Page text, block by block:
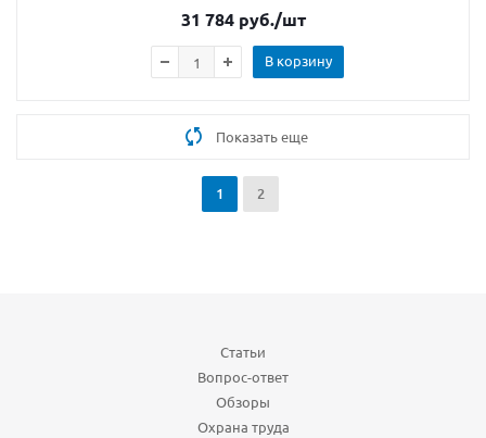
31 784 руб./шт
В корзину
Показать еще
1 2
Статьи
Вопрос-ответ
Обзоры
Охрана труда